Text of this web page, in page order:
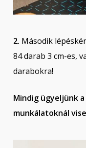
2. Második
84 darab 3 cm-es,
darabokra!
Mindig ügyeljünk
munkálatoknál